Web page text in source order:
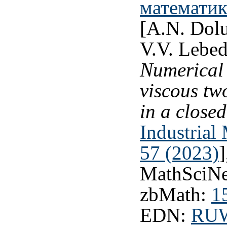
[A.N.
V.V.
viscous
in a
Industrial
57 (2023)
zbMath:
EDN: